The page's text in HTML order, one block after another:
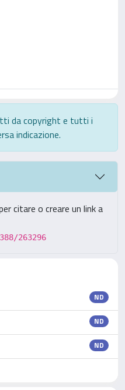
da copyright e tutti i
indicazione.
citare o creare un link a
263296
ND
ND
ND